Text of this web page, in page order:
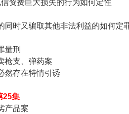
资费巨大损失的行为如何定性
时又骗取其他非法利益的如何定
量刑
枪支、弹药案
存在特情引诱
25集
产品案